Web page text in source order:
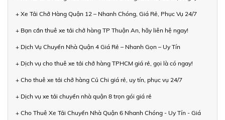
+ Xe Tải Chở Hàng Quận 12 – Nhanh Chóng, Giá Rẻ, Phục Vụ 24/7
+ Bạn cần thuê xe tải chở hàng TP Thuận An, hãy liên hệ ngay!
+ Dịch Vụ Chuyển Nhà Quận 4 Giá Rẻ – Nhanh Gọn – Uy Tín
+ Dịch vụ cho thuê xe tải chở hàng TPHCM giá rẻ, gọi là có ngay!
+ Cho thuê xe tải chở hàng Củ Chi giá rẻ, uy tín, phục vụ 24/7
+ Dịch vụ xe tải chuyển nhà quận 8 trọn gói giá rẻ
+ Cho Thuê Xe Tải Chuyển Nhà Quận 6 Nhanh Chóng - Uy Tín - Giá